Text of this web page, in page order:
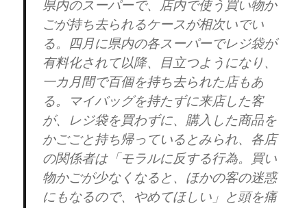
県内のスーパーで、店内で使う買い物か
ごが持ち去られるケースが相次いでい
る。四月に県内の各スーパーでレジ袋が
有料化されて以降、目立つようになり、
一カ月間で百個を持ち去られた店もあ
る。マイバッグを持たずに来店した客
が、レジ袋を買わずに、購入した商品を
かごごと持ち帰っているとみられ、各店
の関係者は「モラルに反する行為。買い
物かごが少なくなると、ほかの客の迷惑
にもなるので、やめてほしい」と頭を痛